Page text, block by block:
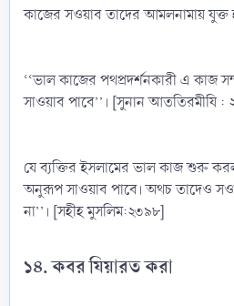
কাজের সওয়াব তাদের আমলনামায় যুক্ত
‘‘ভাল কাজের পথপ্রদর্শনকারী এ কাজ
সাওয়াব পাবে’’। [সুনান আততিরমীযি :
যে ব্যক্তির ইসলামের ভাল কাজ শুরু
অনুরূপ সাওয়াব পাবে। অথচ তাদেও
না’’। [সহীহ মুসলিম:২৩৯৮]
১৪. কবর যিয়ারত করা